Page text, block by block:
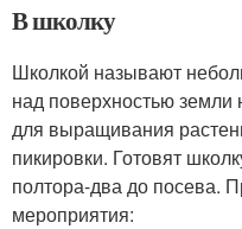
В школку
Школкой называют
над поверхностью
для выращивания
пикировки. Готовят
полтора-два до посева.
мероприятия: